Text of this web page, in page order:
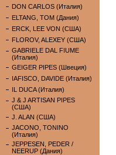
DON CARLOS (Италия)
ELTANG, TOM (Дания)
ERCK, LEE VON (США)
FLOROV, ALEXEY (США)
GABRIELE DAL FIUME
(Италия)
GEIGER PIPES (Швеция)
IAFISCO, DAVIDE (Италия)
IL DUCA (Италия)
J & J ARTISAN PIPES
(США)
J. ALAN (США)
JACONO, TONINO
(Италия)
JEPPESEN, PEDER /
NEERUP (Дания)